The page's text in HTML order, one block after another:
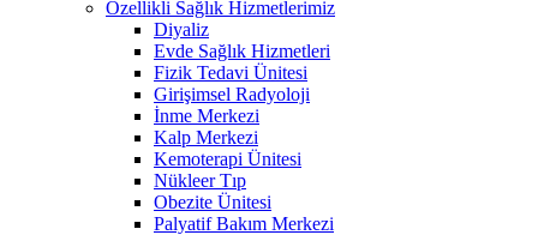
Özellikli Sağlık Hizmetlerimiz
Diyaliz
Evde Sağlık Hizmetleri
Fizik Tedavi Ünitesi
Girişimsel Radyoloji
İnme Merkezi
Kalp Merkezi
Kemoterapi Ünitesi
Nükleer Tıp
Obezite Ünitesi
Palyatif Bakım Merkezi